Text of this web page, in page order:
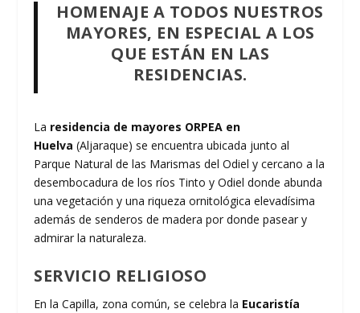
HOMENAJE A TODOS NUESTROS
MAYORES, EN ESPECIAL A LOS
QUE ESTÁN EN LAS
RESIDENCIAS.
La residencia de mayores ORPEA en
Huelva (Aljaraque) se encuentra ubicada junto al
Parque Natural de las Marismas del Odiel y cercano a la
desembocadura de los ríos Tinto y Odiel donde abunda
una vegetación y una riqueza ornitológica elevadísima
además de senderos de madera por donde pasear y
admirar la naturaleza.
SERVICIO RELIGIOSO
En la Capilla, zona común, se celebra la Eucaristía